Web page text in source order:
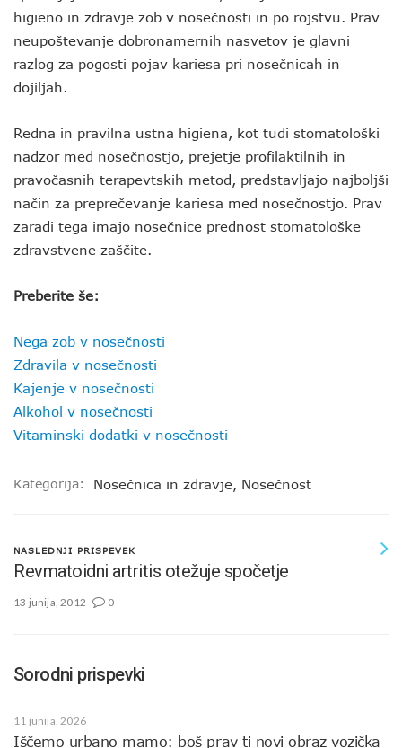
higieno in zdravje zob v nosečnosti in po rojstvu. Prav
neupoštevanje dobronamernih nasvetov je glavni
razlog za pogosti pojav kariesa pri nosečnicah in
dojiljah.
Redna in pravilna ustna higiena, kot tudi stomatološki
nadzor med nosečnostjo, prejetje profilaktilnih in
pravočasnih terapevtskih metod, predstavljajo najboljši
način za preprečevanje kariesa med nosečnostjo. Prav
zaradi tega imajo nosečnice prednost stomatološke
zdravstvene zaščite.
Preberite še:
Nega zob v nosečnosti
Zdravila v nosečnosti
Kajenje v nosečnosti
Alkohol v nosečnosti
Vitaminski dodatki v nosečnosti
Kategorija: Nosečnica in zdravje, Nosečnost
NASLEDNJI PRISPEVEK
Revmatoidni artritis otežuje spočetje
13 junija, 2012 0
Sorodni prispevki
11 junija, 2026
Iščemo urbano mamo: boš prav ti novi obraz vozička